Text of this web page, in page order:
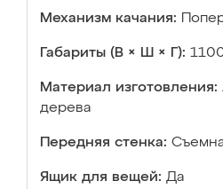
Механизм качания:
Габариты (В × Ш × Г):
Материал изготовления:
дерева
Передняя стенка:
Ящик для вещей: Да